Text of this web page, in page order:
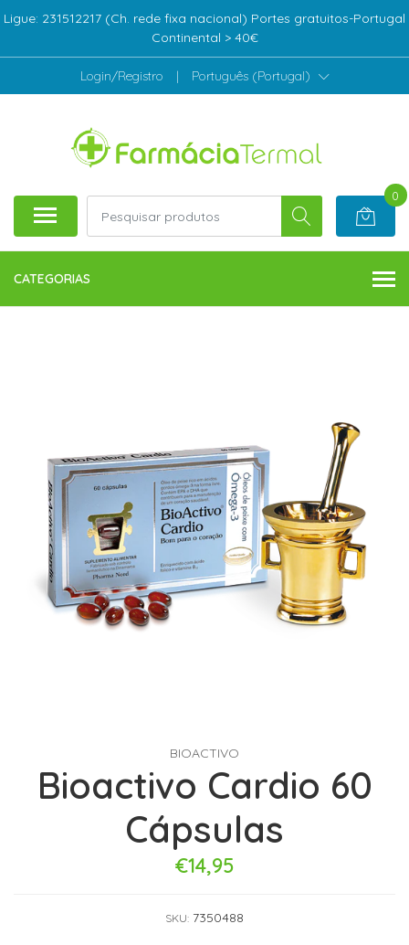
Ligue: 231512217 (Ch. rede fixa nacional) Portes gratuitos-Portugal
Continental > 40€
Login/Registro | Português (Portugal)
0
CATEGORIAS
BIOACTIVO
Bioactivo Cardio 60
Cápsulas
€14,95
SKU: 7350488